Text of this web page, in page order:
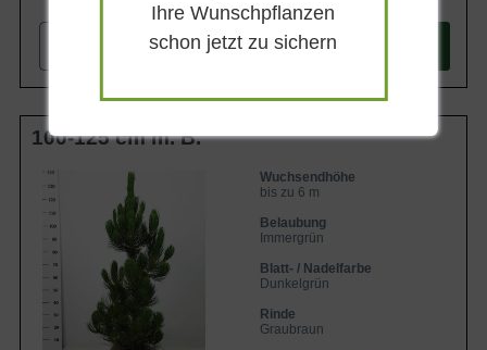
+ In den Warenkorb
100-125 cm m. B.
Wuchsendhöhe
bis zu 6 m
Belaubung
Immergrün
Blatt- / Nadelfarbe
Dunkelgrün
Rinde
Graubraun
Ihre Wunschpflanzen
schon jetzt zu sichern